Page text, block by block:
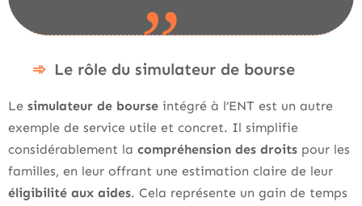
Le rôle du simulateur de bourse
Le simulateur de bourse intégré à l’ENT est un autre
exemple de service utile et concret. Il simplifie
considérablement la compréhension des droits pour les
familles, en leur offrant une estimation claire de leur
éligibilité aux aides. Cela représente un gain de temps